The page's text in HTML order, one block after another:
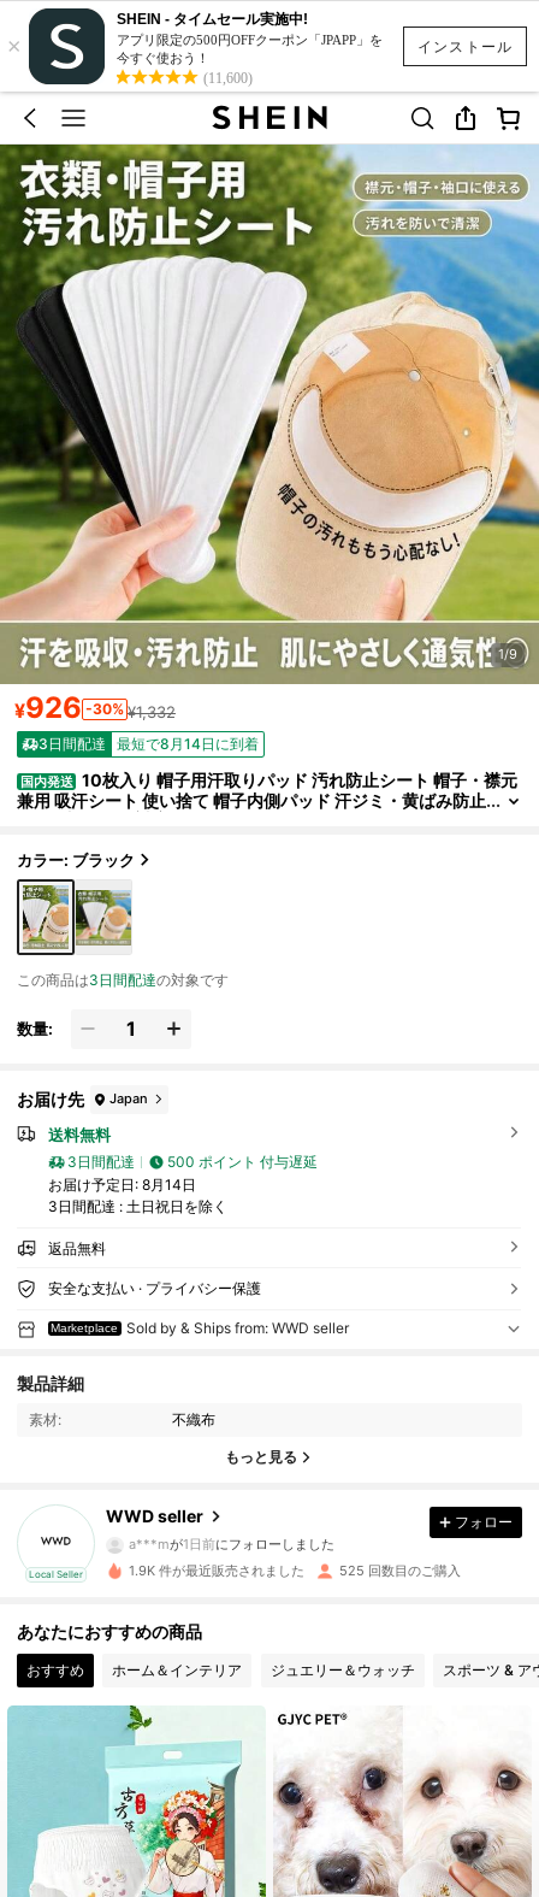
インストール
×
SHEIN - タイムセール実施中!
アプリ限定の500円OFFクーポン「JPAPP」を
今すぐ使おう！
(11,600)
1/9
¥926 -30% ¥1,332
3日間配達 最短で8月14日に到着
国内発送 10枚入り 帽子用汗取りパッド 汚れ防止シート 帽子・襟元
兼用 吸汗シート 使い捨て 帽子内側パッド 汗ジミ・黄ばみ防止
カラー: ブラック
この商品は3日間配達の対象です
数量:
お届け先 Japan
送料無料
3日間配達
500 ポイント 付与遅延
お届け予定日: 8月14日
3日間配達 : 土日祝日を除く
返品無料
安全な支払い · プライバシー保護
Marketplace Sold by & Ships from: WWD seller
製品詳細
素材: 不織布
もっと見る
Local Seller
WWD seller
176 フォロワー
4.66
a***mが1日前にフォローしました
4.66 176 フォロワー
4.66
4.66 176 フォロワー
4.66 176 フォロワー
フォロー
1.9K 件が最近販売されました 525 回数目のご購入
あなたにおすすめの商品
おすすめ ホーム＆インテリア ジュエリー＆ウォッチ スポーツ & ア